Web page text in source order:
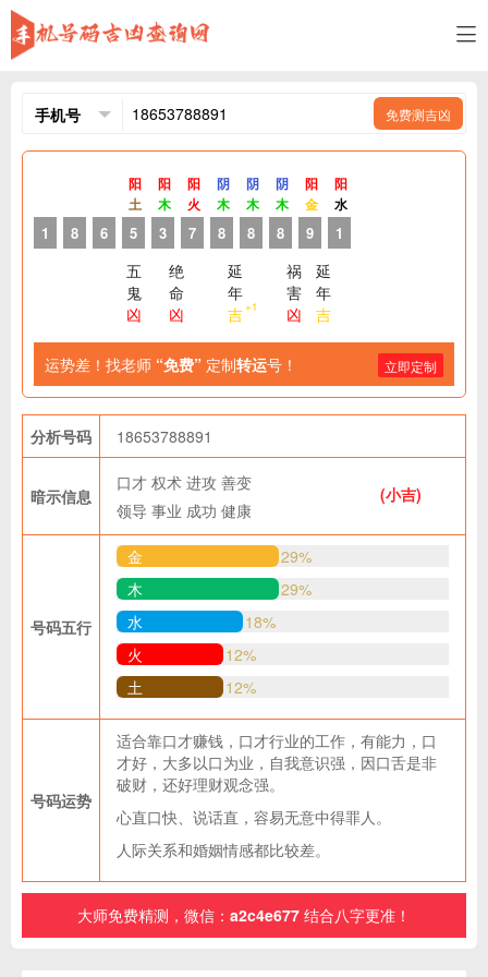
免费测吉凶
1 8 6
阳
土
5
阳
木
3
五
鬼
凶
阳
火
7
绝
命
凶
阴
木
8
阴
木
8
阴
木
8
延
年
吉+1
阳
金
9
祸
害
凶
阳
水
1
延
年
吉
运势差！找老师 “免费” 定制转运号！ 立即定制
分析号码 18653788891
暗示信息
口才 权术 进攻 善变
领导 事业 成功 健康
(小吉)
号码五行
金
29%
木
29%
水
18%
火
12%
土
12%
号码运势
适合靠口才赚钱，口才行业的工作，有能力，口
才好，大多以口为业，自我意识强，因口舌是非
破财，还好理财观念强。
心直口快、说话直，容易无意中得罪人。
人际关系和婚姻情感都比较差。
大师免费精测，微信： a2c4e677 结合八字更准！